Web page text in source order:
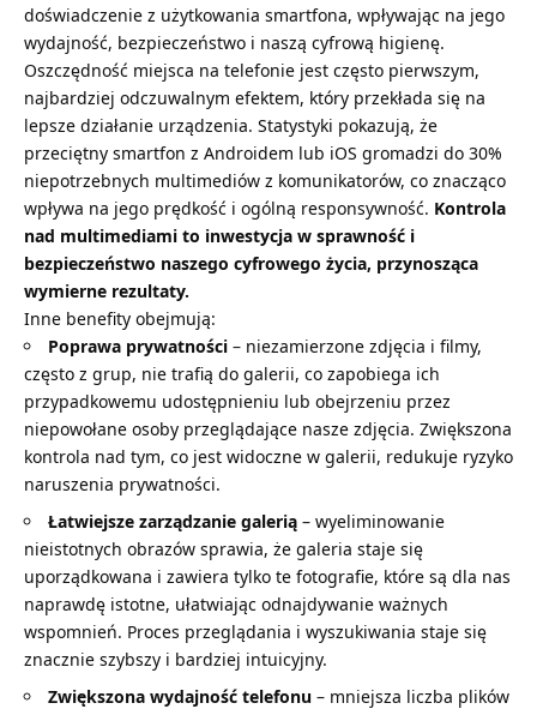
doświadczenie z użytkowania smartfona, wpływając na jego
wydajność, bezpieczeństwo i naszą cyfrową higienę.
Oszczędność miejsca na telefonie jest często pierwszym,
najbardziej odczuwalnym efektem, który przekłada się na
lepsze działanie urządzenia. Statystyki pokazują, że
przeciętny smartfon z Androidem lub iOS gromadzi do 30%
niepotrzebnych multimediów z komunikatorów, co znacząco
wpływa na jego prędkość i ogólną responsywność. Kontrola
nad multimediami to inwestycja w sprawność i
bezpieczeństwo naszego cyfrowego życia, przynosząca
wymierne rezultaty.
Inne benefity obejmują:
Poprawa prywatności – niezamierzone zdjęcia i filmy,
często z grup, nie trafią do galerii, co zapobiega ich
przypadkowemu udostępnieniu lub obejrzeniu przez
niepowołane osoby przeglądające nasze zdjęcia. Zwiększona
kontrola nad tym, co jest widoczne w galerii, redukuje ryzyko
naruszenia prywatności.
Łatwiejsze zarządzanie galerią – wyeliminowanie
nieistotnych obrazów sprawia, że galeria staje się
uporządkowana i zawiera tylko te fotografie, które są dla nas
naprawdę istotne, ułatwiając odnajdywanie ważnych
wspomnień. Proces przeglądania i wyszukiwania staje się
znacznie szybszy i bardziej intuicyjny.
Zwiększona wydajność telefonu – mniejsza liczba plików